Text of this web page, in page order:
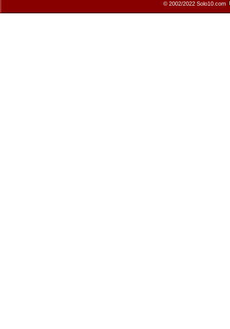
© 2002/2022 Solo10.com